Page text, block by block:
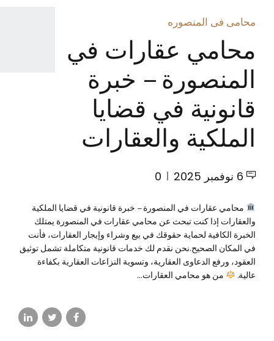
محامى فى المنصوره
محامي عقارات في
المنصورة – خبرة
قانونية في قضايا
الملكية والعقارات
6 نوفمبر 2025 0
محامي عقارات في المنصورة – خبرة قانونية في قضايا الملكية
والعقارات إذا كنت تبحث عن محامي عقارات في المنصورة يمتلك
الخبرة الكافية لحماية حقوقك في بيع وشراء وإيجار العقارات، فأنت
في المكان الصحيح.نحن نقدم لك خدمات قانونية متكاملة تشمل توثيق
العقود، ورفع الدعاوى العقارية، وتسوية النزاعات العقارية بكفاءة
عالية.
من هو محامي العقارات...